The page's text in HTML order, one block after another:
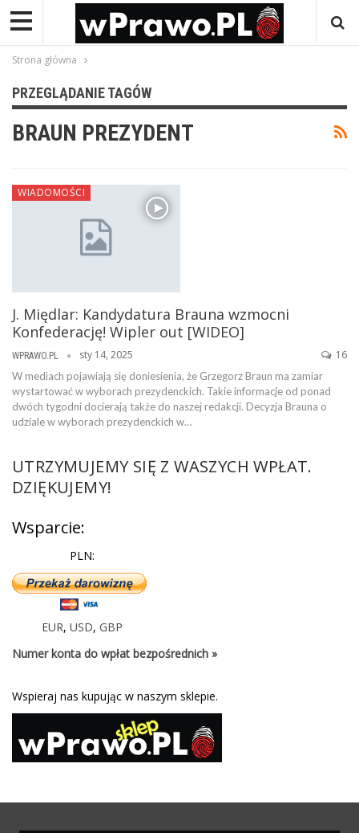
Strona główna
PRZEGLĄDANIE TAGÓW
BRAUN PREZYDENT
WIADOMOŚCI
J. Międlar: Kandydatura Brauna wzmocni
Konfederację! Wipler out [WIDEO]
WPRAWO.PL sty 14, 2025 16
W mediach pojawiają się doniesienia, że Grzegorz Braun ma zamiar
wystartować w wyborach prezydenckich. Takie informacje od ponad
dwóch tygodni docierają także do naszej redakcji. Decyzja Brauna o
udziale w wyborach prezydenckich w…
UTRZYMUJEMY SIĘ Z WASZYCH WPŁAT.
DZIĘKUJEMY!
Wsparcie:
PLN:
EUR, USD, GBP
Numer konta do wpłat bezpośrednich »
Wspieraj nas kupując w naszym sklepie.